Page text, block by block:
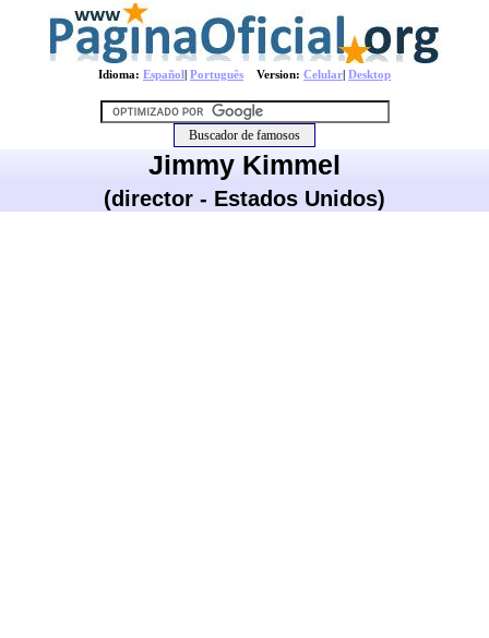
Idioma: Español| Português Version: Celular| Desktop
Jimmy Kimmel
(director - Estados Unidos)